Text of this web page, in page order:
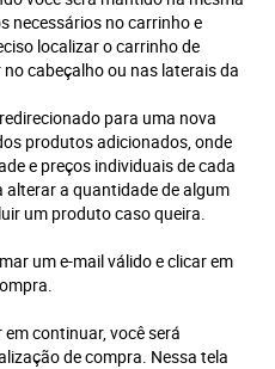
necessários no carrinho e
localizar o carrinho de
cabeçalho ou nas laterais da
para uma nova
produtos adicionados, onde
e preços individuais de cada
a quantidade de algum
um produto caso queira.
um e-mail válido e clicar em
continuar, você será
de compra. Nessa tela